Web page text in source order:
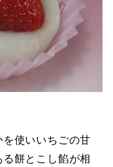
使いいちごの甘
餅とこし餡が相